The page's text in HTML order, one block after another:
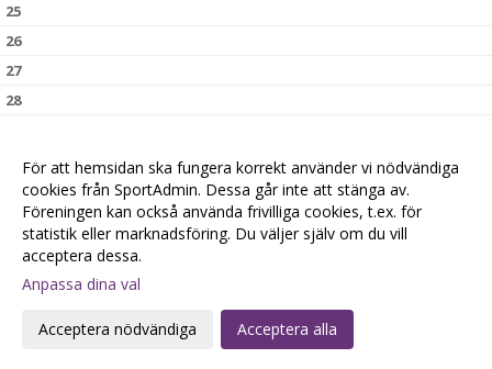
25
26
27
28
inställningar
Webbversion
För att hemsidan ska fungera korrekt använder vi nödvändiga
cookies från SportAdmin. Dessa går inte att stänga av.
Föreningen kan också använda frivilliga cookies, t.ex. för
statistik eller marknadsföring. Du väljer själv om du vill
acceptera dessa.
Anpassa dina val
Acceptera nödvändiga Acceptera alla